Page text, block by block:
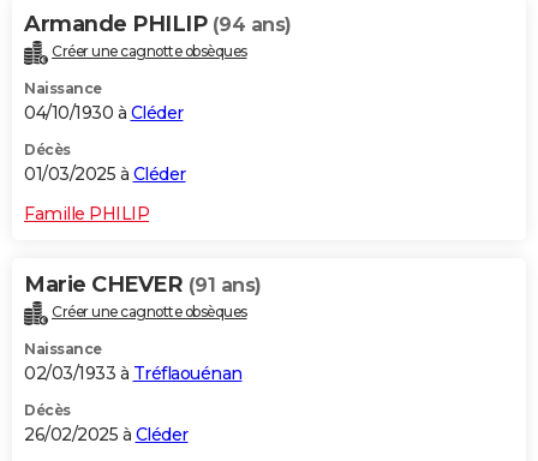
Armande PHILIP (94 ans)
Créer une cagnotte obsèques
Naissance
04/10/1930 à Cléder
Décès
01/03/2025 à Cléder
Famille PHILIP
Marie CHEVER (91 ans)
Créer une cagnotte obsèques
Naissance
02/03/1933 à Tréflaouénan
Décès
26/02/2025 à Cléder